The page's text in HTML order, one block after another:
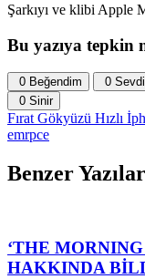
Şarkıyı ve klibi Apple
Bu yazıya tepkin
0 Beğendim 0
0 Sinir
Fırat Gökyüzü Hızlı
emrpce
Benzer Yazılar
‘THE
HAKKINDA